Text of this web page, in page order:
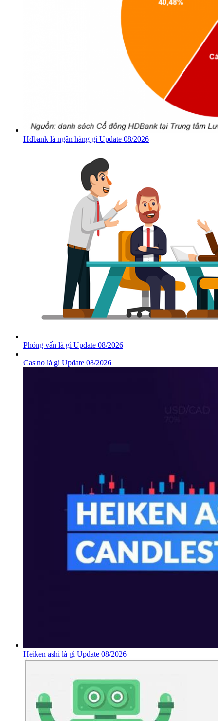
Hdbank là ngân hàng gì Update 08/2026
Phỏng vấn là gì Update 08/2026
Casino là gì Update 08/2026
Heiken ashi là gì Update 08/2026